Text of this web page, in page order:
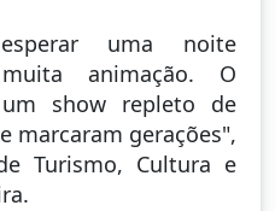
uma noite
animação. O
um show repleto de
marcaram gerações",
Turismo, Cultura e